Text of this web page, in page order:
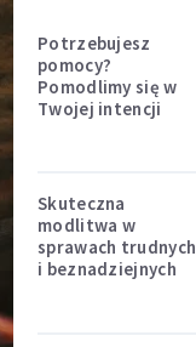
Potrzebujesz
pomocy?
Pomodlimy się w
Twojej intencji
Skuteczna
modlitwa w
sprawach trudnych
i beznadziejnych